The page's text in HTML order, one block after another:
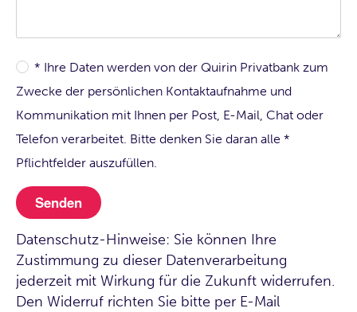
* Ihre Daten werden von der Quirin Privatbank zum
Zwecke der persönlichen Kontaktaufnahme und
Kommunikation mit Ihnen per Post, E-Mail, Chat oder
Telefon verarbeitet. Bitte denken Sie daran alle *
Pflichtfelder auszufüllen.
Datenschutz-Hinweise: Sie können Ihre
Zustimmung zu dieser Datenverarbeitung
jederzeit mit Wirkung für die Zukunft widerrufen.
Den Widerruf richten Sie bitte per E-Mail